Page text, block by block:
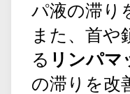
パ液の滞り
また、首や
る リンパマ
の滞りを改